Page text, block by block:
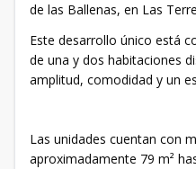
de las Ballenas, en Las
Este desarrollo único está
de una y dos habitaciones
amplitud, comodidad y un
Las unidades cuentan con
aproximadamente 79 m²